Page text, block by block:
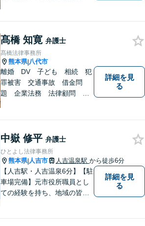
髙橋 知寛 弁護士
髙橋法律事務所
熊本県|八代市
離婚 DV 子ども 相続 犯
罪被害 交通事故 借金問
題 企業法務 法律顧問
詳細を見
る
中嶽 修平 弁護士
ひとよし法律事務所
熊本県|人吉市 人吉温泉駅 から徒歩6分
【人吉駅・人吉温泉6分】【駐
車場完備】元市役所職員とし
ての経験を持ち、地域の皆さ
詳細を見
る